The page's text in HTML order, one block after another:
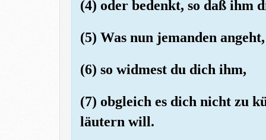
(4) oder bedenkt, so daß ihm
(5) Was nun jemanden
(6) so widmest du dich ihm,
(7) obgleich es dich nicht zu
läutern will.